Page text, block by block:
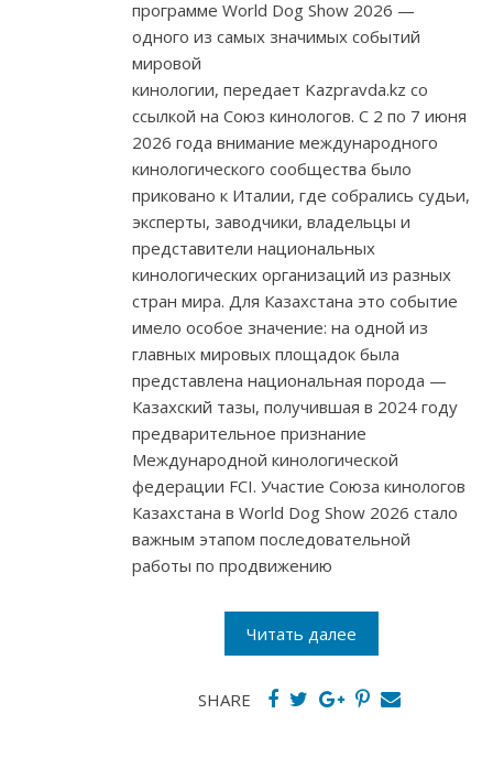
программе World Dog Show 2026 —
одного из самых значимых событий
мировой
кинологии, передает Kazpravda.kz со
ссылкой на Союз кинологов. С 2 по 7 июня
2026 года внимание международного
кинологического сообщества было
приковано к Италии, где собрались судьи,
эксперты, заводчики, владельцы и
представители национальных
кинологических организаций из разных
стран мира. Для Казахстана это событие
имело особое значение: на одной из
главных мировых площадок была
представлена национальная порода —
Казахский тазы, получившая в 2024 году
предварительное признание
Международной кинологической
федерации FCI. Участие Союза кинологов
Казахстана в World Dog Show 2026 стало
важным этапом последовательной
работы по продвижению
Читать далее
SHARE